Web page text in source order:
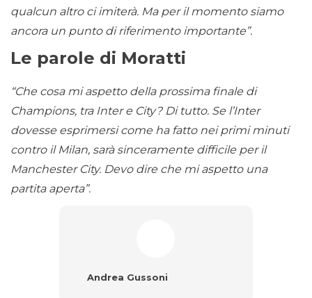
qualcun altro ci imiterà. Ma per il momento siamo
ancora un punto di riferimento importante”.
Le parole di Moratti
“Che cosa mi aspetto della prossima finale di
Champions, tra Inter e City? Di tutto. Se l’Inter
dovesse esprimersi come ha fatto nei primi minuti
contro il Milan, sarà sinceramente difficile per il
Manchester City. Devo dire che mi aspetto una
partita aperta”.
Andrea Gussoni